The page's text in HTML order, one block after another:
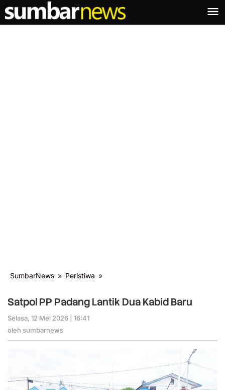
Lewati
ke
konten
SumbarNews » Peristiwa »
Padang
Lantik
Baru
Satpol PP Padang Lantik Dua Kabid Baru
Selasa, 12 Mei 2026 | 16:41
oleh sumbarnews